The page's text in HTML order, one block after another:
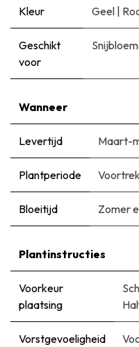
Kleur Geel
Geschikt
voor
Wanneer
Levertijd Maart-
Plantperiode
Bloeitijd Zomer
Plantinstructies
Voorkeur
plaatsing
Vorstgevoeligheid